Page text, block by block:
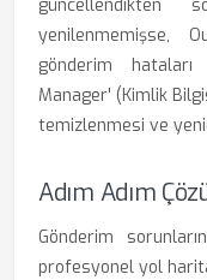
güncellendikten
yenilenmemişse,
gönderim
Manager' (Kimlik
temizlenmesi ve
Adım Adım
Gönderim
profesyonel yol